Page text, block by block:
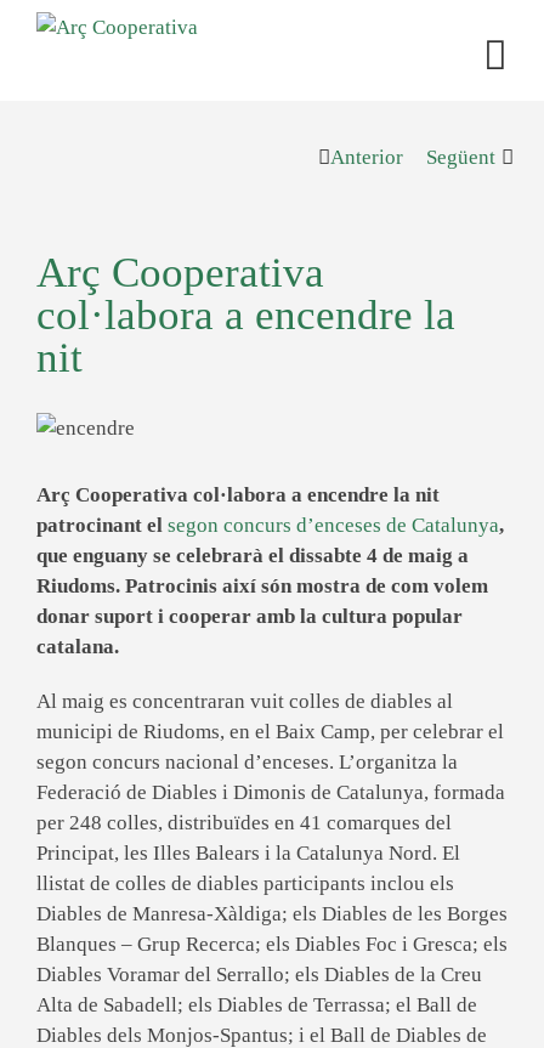
Anterior Següent
Arç Cooperativa
col·labora a encendre la
nit
Arç Cooperativa col·labora a encendre la nit
patrocinant el segon concurs d’enceses de Catalunya,
que enguany se celebrarà el dissabte 4 de maig a
Riudoms. Patrocinis així són mostra de com volem
donar suport i cooperar amb la cultura popular
catalana.
Al maig es concentraran vuit colles de diables al
municipi de Riudoms, en el Baix Camp, per celebrar el
segon concurs nacional d’enceses. L’organitza la
Federació de Diables i Dimonis de Catalunya, formada
per 248 colles, distribuïdes en 41 comarques del
Principat, les Illes Balears i la Catalunya Nord. El
llistat de colles de diables participants inclou els
Diables de Manresa-Xàldiga; els Diables de les Borges
Blanques – Grup Recerca; els Diables Foc i Gresca; els
Diables Voramar del Serrallo; els Diables de la Creu
Alta de Sabadell; els Diables de Terrassa; el Ball de
Diables dels Monjos-Spantus; i el Ball de Diables de